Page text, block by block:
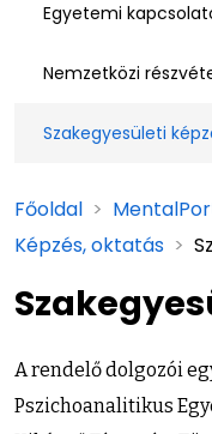
Egyetemi
Nemzetközi
Szakegyesületi
Főoldal >
Képzés, oktatás >
A rendelő dolgozói
Pszichoanalitikus